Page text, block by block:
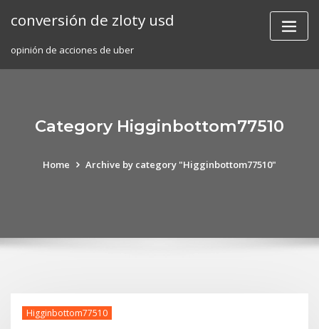
conversión de zloty usd
opinión de acciones de uber
Category Higginbottom77510
Home Archive by category "Higginbottom77510"
Higginbottom77510